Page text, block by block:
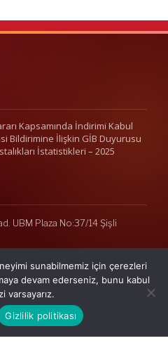
Kapsamında İndirimi Kabul
Bildirimine İlişkin GİB Duyurusu
İstatistikleri – 2025
UBM Plaza No:37/14 Şişli
36
sunabilmemiz için çerezleri
devam ederseniz, bunu kabul
varsayarız.
Gizlilik politikası